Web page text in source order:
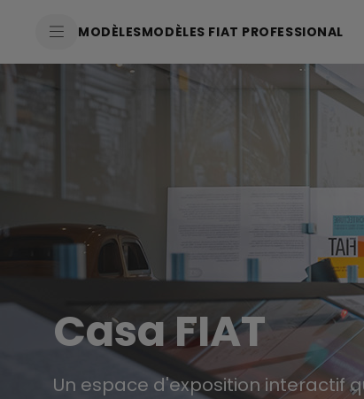
MODÈLESMODÈLES FIAT PROFESSIONAL
SkiptoNavigationText
Casa FIAT
Un espace d'exposition interactif